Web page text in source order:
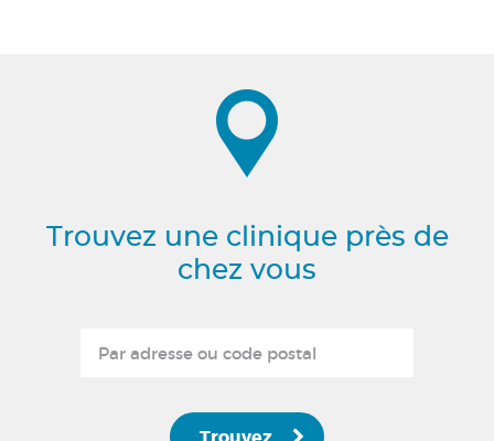
Trouvez une clinique près de
chez vous